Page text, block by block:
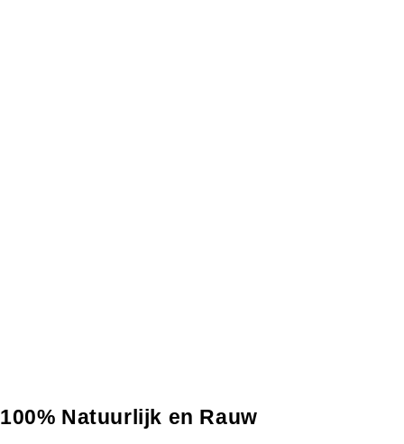
100% Natuurlijk en Rauw